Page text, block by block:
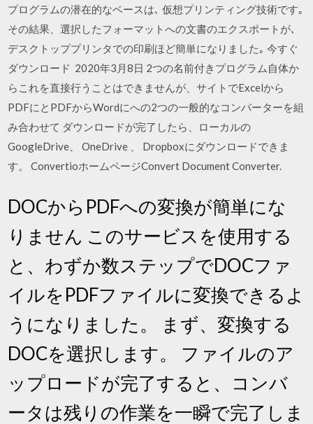
プログラムの潜在的なベースは､ 仮想プリンティング技術です｡
その結果、選択したフォーマットへの文書のエクスポートが､
デスクトッププリンタでの印刷ほど簡単になりました｡ 今すぐ
ダウンロード 2020年3月8日 2つの名前付きプログラム自体か
らこれを直接行うことはできませんが、サイトでExcelから
PDFにとPDFからWordにへの2つの一般的なコンバーターを組
み合わせて ダウンロードが完了したら、ローカルの
GoogleDrive、 OneDrive 、 Dropboxにダウンロードできま
す。 ConvertioホームページConvert Document Converter.
DOCからPDFへの変換が簡単にな
りません このサービスを使用する
と、わずか数ステップでDOCファ
イルをPDFファイルに変換できるよ
うになりました。 まず、変換する
DOCを選択します。 ファイルのア
ップロードが完了すると、コンバ
ータは残りの作業を一瞬で完了しま